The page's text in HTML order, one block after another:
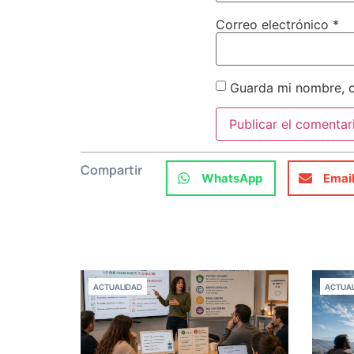
Correo electrónico *
Guarda mi nombre,
Compartir WhatsApp Email
ACTUALIDAD